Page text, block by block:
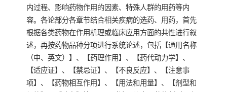
内过程、影响药物作用的因素、特殊人群的用药等内
容。各论部分各章节结合相关疾病的选药、用药，首先
根据各类药物在作用机理或临床应用方面的共性进行叙
述，再按药物品种分项进行系统论述，包括【通用名称
（中、英文）】、【药理作用】、【药代动力学】、
【适应证】、【禁忌证】、【不良反应】、【注意事
项】、【药物相互作用】、【用法和用量】、【剂型和
四川省清单计价定额 北京市建设工程消耗量定
额